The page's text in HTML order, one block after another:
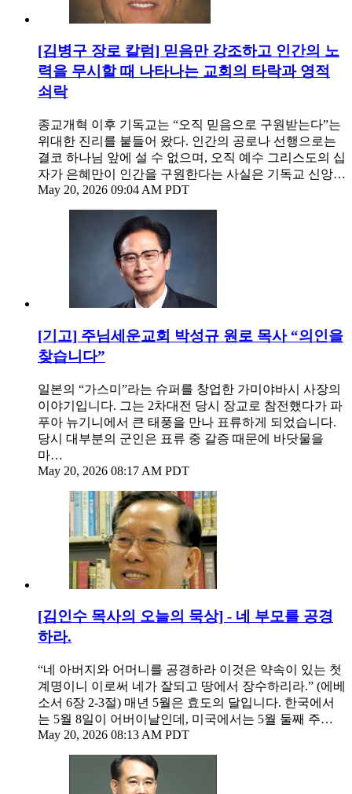
[김병구 장로 칼럼] 믿음만 강조하고 인간의 노
력을 무시할 때 나타나는 교회의 타락과 영적
쇠락
종교개혁 이후 기독교는 “오직 믿음으로 구원받는다”는
위대한 진리를 붙들어 왔다. 인간의 공로나 선행으로는
결코 하나님 앞에 설 수 없으며, 오직 예수 그리스도의 십
자가 은혜만이 인간을 구원한다는 사실은 기독교 신앙…
May 20, 2026 09:04 AM PDT
[기고] 주님세운교회 박성규 원로 목사 ​“의인을
찾습니다”
일본의 “가스미”라는 슈퍼를 창업한 가미야바시 사장의
이야기입니다. 그는 2차대전 당시 장교로 참전했다가 파
푸아 뉴기니에서 큰 태풍을 만나 표류하게 되었습니다.
당시 대부분의 군인은 표류 중 갈증 때문에 바닷물을
마…
May 20, 2026 08:17 AM PDT
[김인수 목사의 오늘의 묵상] - 네 부모를 공경
하라.
“네 아버지와 어머니를 공경하라 이것은 약속이 있는 첫
계명이니 이로써 네가 잘되고 땅에서 장수하리라.” (에베
소서 6장 2-3절) 매년 5월은 효도의 달입니다. 한국에서
는 5월 8일이 어버이날인데, 미국에서는 5월 둘째 주…
May 20, 2026 08:13 AM PDT